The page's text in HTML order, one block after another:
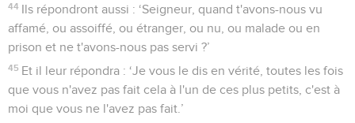
44 Ils répondront aussi : ‘Seigneur, quand t'avons-nous vu
affamé, ou assoiffé, ou étranger, ou nu, ou malade ou en
prison et ne t'avons-nous pas servi ?’
45 Et il leur répondra : ‘Je vous le dis en vérité, toutes les fois
que vous n'avez pas fait cela à l'un de ces plus petits, c'est à
moi que vous ne l'avez pas fait.’